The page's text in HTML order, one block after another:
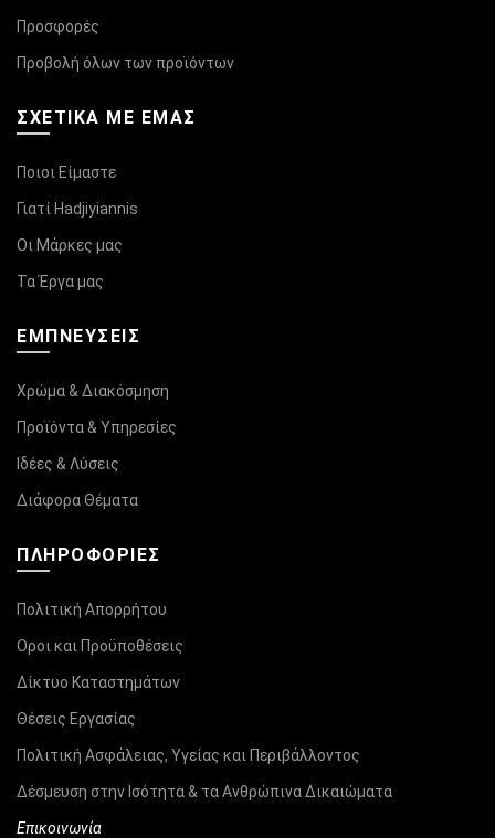
Προσφορές
Προβολή όλων των προϊόντων
ΣΧΕΤΙΚΆ ΜΕ ΕΜΑΣ
Ποιοι Είμαστε
Γιατί Hadjiyiannis
Οι Μάρκες μας
Τα Έργα μας
ΕΜΠΝΕΥΣΕΙΣ
Χρώμα & Διακόσμηση
Προϊόντα & Υπηρεσίες
Ιδέες & Λύσεις
Διάφορα Θέματα
ΠΛΗΡΟΦΟΡΊΕΣ
Πολιτική Απορρήτου
Οροι και Προϋποθέσεις
Δίκτυο Καταστημάτων
Θέσεις Εργασίας
Πολιτική Ασφάλειας, Υγείας και Περιβάλλοντος
Δέσμευση στην Ισότητα & τα Ανθρώπινα Δικαιώματα
Επικοινωνία